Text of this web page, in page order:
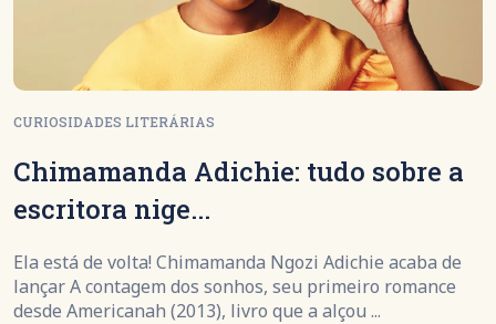
CURIOSIDADES LITERÁRIAS
Chimamanda Adichie: tudo sobre a
escritora nige...
Ela está de volta! Chimamanda Ngozi Adichie acaba de
lançar A contagem dos sonhos, seu primeiro romance
desde Americanah (2013), livro que a alçou ...